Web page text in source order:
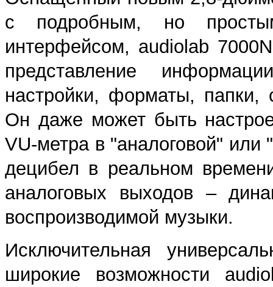
с подробным, но
интерфейсом, audiolab
представление
настройки, форматы, папки,
Он даже может быть
VU-метра в "аналоговой"
децибел в реальном
аналоговых выходов –
воспроизводимой музыки.
Исключительная
широкие возможности